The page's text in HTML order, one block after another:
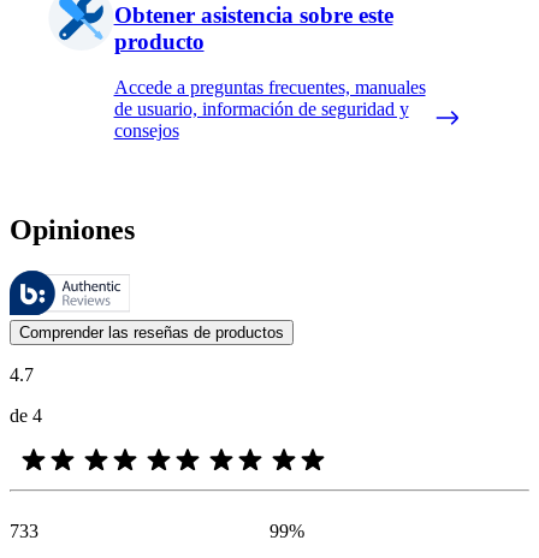
Obtener asistencia sobre este
producto
Accede a preguntas frecuentes, manuales
de usuario, información de seguridad y
consejos
Opiniones
Estas reseñas las gestiona Bazaarvoice y cumplen con la política de
Las opiniones de los clientes en forma de reseñas de productos y
Comprender las reseñas de productos
4.7
de 4
733
99%